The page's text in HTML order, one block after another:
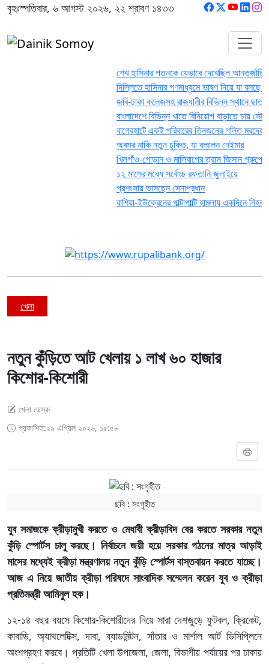
বৃহঃস্পতিবার, ৬ আগস্ট ২০২৬, ২২ শ্রাবণ ১৪৩৩
শেখ হাসিনার পতনকে যেভাবে দেখেছিল আন্তর্জাতিক
দিল্লিতে হাসিনার গণমাধ্যমে ভাষণ নিয়ে যা বলছে ভারত
জবি-ঢাকা কলেজসহ রাজধানীর বিভিন্ন স্থানে ছাত্রদল-
বাংলাদেশে বিভিন্ন খাতে বিনিয়োগ বাড়াতে চায় সৌদি
‎বাগেরহাটে একই পরিবারের তিনজনের গলিত মরদেহ
অবসর নাকি নতুন চুক্তি, যা বললেন নেইমার
খিলগাঁও-গোড়ান ও মালিবাগের ত্রাস জিসান গ্রুপের
১২ মাসের মধ্যে সর্বোচ্চ রফতানি জুলাইয়ে
প্রশংসায় ভাসছেন সেনাপ্রধান
রাশিয়া-ইউক্রেনের পাল্টাপাল্টি হামলায় একদিনে নিহত ২৬
খেলা
নতুন কুঁড়িতে আট খেলায় ১ লাখ ৬০ হাজার
কিশোর-কিশোরী
খেলা ডেস্ক
প্রকাশিত:২৯ এপ্রিল ২০২৬, ১৫:৫৮
ছবি ‍: সংগৃহীত
যুব সমাজকে ক্রীড়ামুখী করতে ও মেধাবী ক্রীড়াবিদ বের করতে সরকার নতুন
কুঁড়ি স্পোর্টস চালু করছে। নির্বাচনে জয়ী হয়ে সরকার গঠনের মাত্র আড়াই
মাসের মধ্যেই ক্রীড়া মন্ত্রণালয় নতুন কুঁড়ি স্পোর্টস বাস্তবায়ন করতে যাচ্ছে।
আজ এ নিয়ে জাতীয় ক্রীড়া পরিষদে সাংবাদিক সম্মেলন করেন যুব ও ক্রীড়া
প্রতিমন্ত্রী আমিনুল হক।
১২-১৪ বছর বয়সে কিশোর-কিশোরীদের নিয়ে সারা দেশজুড়ে ফুটবল, ক্রিকেট,
কাবাডি, অ্যাথলেটিক্স, দাবা, ব্যাডমিন্টন, সাঁতার ও মার্শাল আর্ট ডিসিপ্লিনে
অংশগ্রহণ করবে। প্রতিটি খেলা উপজেলা, জেলা, বিভাগীয় পর্যায়ের পর ঢাকায়